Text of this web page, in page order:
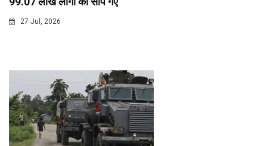
27 Jul, 2026